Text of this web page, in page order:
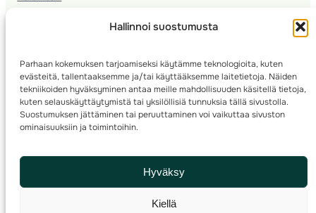
Hallinnoi suostumusta
Parhaan kokemuksen tarjoamiseksi käytämme teknologioita, kuten
evästeitä, tallentaaksemme ja/tai käyttääksemme laitetietoja. Näiden
tekniikoiden hyväksyminen antaa meille mahdollisuuden käsitellä tietoja,
kuten selauskäyttäytymistä tai yksilöllisiä tunnuksia tällä sivustolla.
Suostumuksen jättäminen tai peruuttaminen voi vaikuttaa sivuston
ominaisuuksiin ja toimintoihin.
Hyväksy
Kiellä
Seura­kehittäminen
Kartoitus
Ratamestari
© 2025 ·Suomen Suunnistusliitto· Valimotie 10, 00380 Helsinki, Finland
info(a)suunnistusliitto.fi,Rastilipun asiat: rastilippu(a)suunnistusliitto.fi
Kilpailut ja kuntorastit – Rastilippu:::Rastilipun ohjeet